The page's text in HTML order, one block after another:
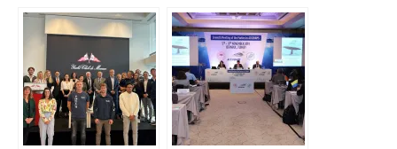
Nato da un Accordo tra
Italia, Principato di
Monaco e Francia
Principato (rinviata al
25 giugno)